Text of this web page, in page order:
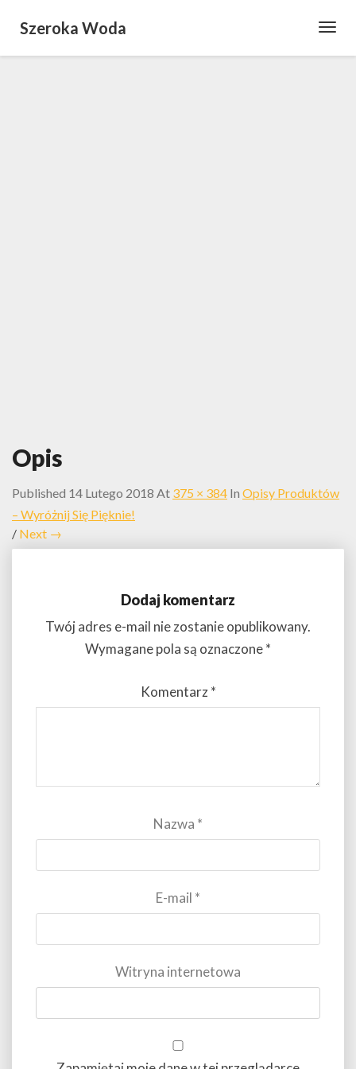
Szeroka Woda
Opis
Published 14 Lutego 2018 At 375 × 384 In Opisy Produktów
– Wyróżnij Się Pięknie!
/ Next →
Dodaj komentarz
Twój adres e-mail nie zostanie opublikowany.
Wymagane pola są oznaczone*
Komentarz*
Nazwa *
E-mail *
Witryna internetowa